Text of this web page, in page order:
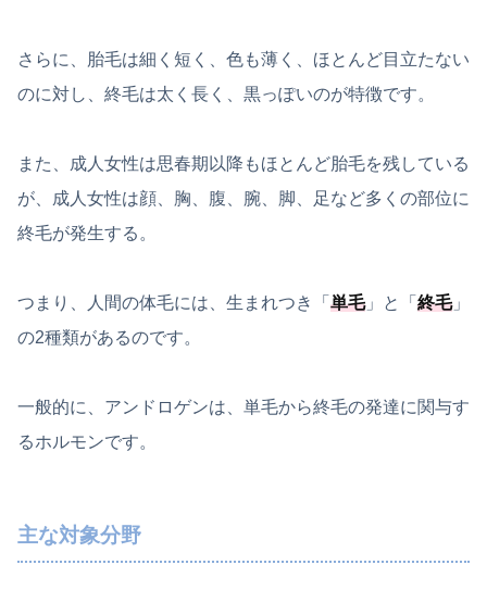
さらに、胎毛は細く短く、色も薄く、ほとんど目立たない
のに対し、終毛は太く長く、黒っぽいのが特徴です。
また、成人女性は思春期以降もほとんど胎毛を残している
が、成人女性は顔、胸、腹、腕、脚、足など多くの部位に
終毛が発生する。
つまり、人間の体毛には、生まれつき「 単毛」と「 終毛」
の2種類があるのです。
一般的に、アンドロゲンは、単毛から終毛の発達に関与す
るホルモンです。
主な対象分野